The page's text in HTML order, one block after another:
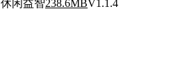
休闲益智238.6MBV1.1.4